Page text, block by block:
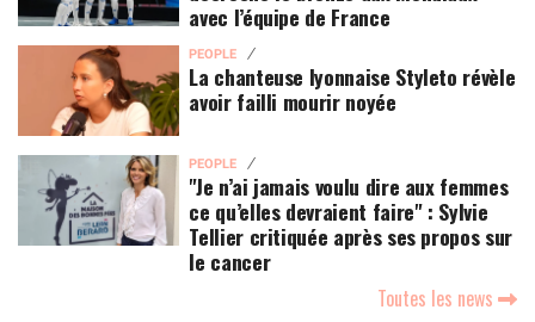
avec l’équipe de France
PEOPLE
La chanteuse lyonnaise Styleto révèle
avoir failli mourir noyée
PEOPLE
"Je n’ai jamais voulu dire aux femmes
ce qu’elles devraient faire" : Sylvie
Tellier critiquée après ses propos sur
le cancer
Toutes les news